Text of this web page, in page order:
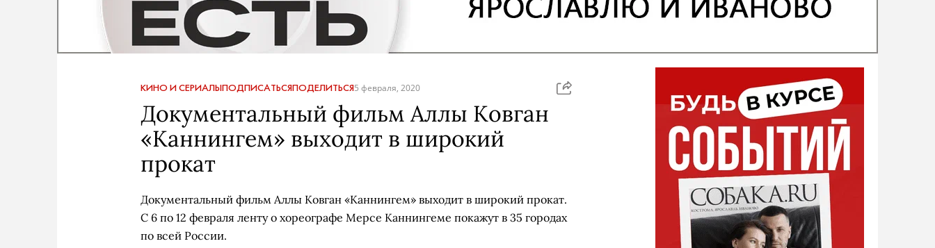
КИНО И СЕРИАЛЫПОДПИСАТЬСЯПОДЕЛИТЬСЯ5 февраля, 2020
Документальный фильм Аллы Ковган
«Каннингем» выходит в широкий
прокат
Документальный фильм Аллы Ковган «Каннингем» выходит в широкий прокат.
С 6 по 12 февраля ленту о хореографе Мерсе Каннингеме покажут в 35 городах
по всей России.